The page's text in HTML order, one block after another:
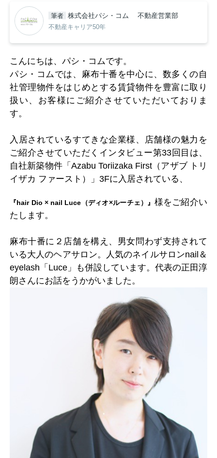
筆者 株式会社パシ・コム 不動産営業部
不動産キャリア50年
こんにちは、パシ・コムです。
パシ・コムでは、麻布十番を中心に、数多くの自
社管理物件をはじめとする賃貸物件を豊富に取り
扱い、お客様にご紹介させていただいておりま
す。
入居されているすてきな企業様、店舗様の魅力を
ご紹介させていただくインタビュー第33回目は、
自社新築物件「Azabu Toriizaka First（アザブ トリ
イザカ ファースト）」 3Fに入居されている、
『hair Dio × nail Luce（ディオ×ルーチェ）』 様をご紹介い
たします。
麻布十番に２店舗を構え、男女問わず支持されて
いる大人のヘアサロン。人気のネイルサロンnail＆
eyelash「Luce」も併設しています。代表の正田淳
朗さんにお話をうかがいました。